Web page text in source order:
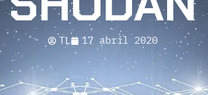
TL 17 abril 2020